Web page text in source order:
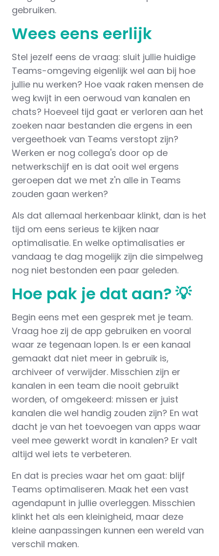
gebruiken.
Wees eens eerlijk
Stel jezelf eens de vraag: sluit jullie huidige
Teams-omgeving eigenlijk wel aan bij hoe
jullie nu werken? Hoe vaak raken mensen de
weg kwijt in een oerwoud van kanalen en
chats? Hoeveel tijd gaat er verloren aan het
zoeken naar bestanden die ergens in een
vergeethoek van Teams verstopt zijn?
Werken er nog collega's door op de
netwerkschijf en is dat ooit wel ergens
geroepen dat we met z'n alle in Teams
zouden gaan werken?
Als dat allemaal herkenbaar klinkt, dan is het
tijd om eens serieus te kijken naar
optimalisatie. En welke optimalisaties er
vandaag te dag mogelijk zijn die simpelweg
nog niet bestonden een paar geleden.
Hoe pak je dat aan? 💡
Begin eens met een gesprek met je team.
Vraag hoe zij de app gebruiken en vooral
waar ze tegenaan lopen. Is er een kanaal
gemaakt dat niet meer in gebruik is,
archiveer of verwijder. Misschien zijn er
kanalen in een team die nooit gebruikt
worden, of omgekeerd: missen er juist
kanalen die wel handig zouden zijn? En wat
dacht je van het toevoegen van apps waar
veel mee gewerkt wordt in kanalen? Er valt
altijd wel iets te verbeteren.
En dat is precies waar het om gaat: blijf
Teams optimaliseren. Maak het een vast
agendapunt in jullie overleggen. Misschien
klinkt het als een kleinigheid, maar deze
kleine aanpassingen kunnen een wereld van
verschil maken.